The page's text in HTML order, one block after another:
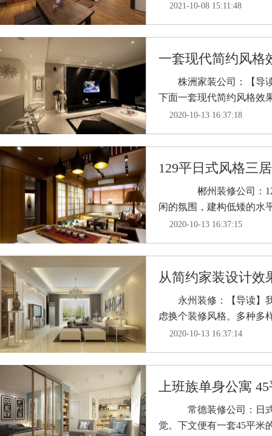
2021-10-08 15:11:48
一套现代简约风格
株洲家装公司：【导读
下面一套现代简约风格效
2020-10-13 16:37:18
129平日式风格三
郴州装修公司：129平
闲的氛围，建构低矮的水
2020-10-13 16:37:15
从简约家装设计效
永州装修：【导读】我
虑换个装修风格。多种多
2020-10-13 16:37:14
上班族单身公寓
常德装修公司：日式风
觉。下文便有一套45平米